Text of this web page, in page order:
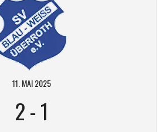
11. MAI 2025
2-1